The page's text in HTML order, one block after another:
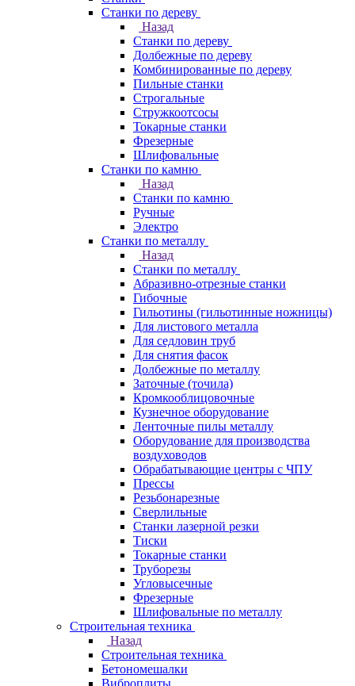
Станки по дереву
Назад
Станки по дереву
Долбежные по дереву
Комбинированные по дереву
Пильные станки
Строгальные
Стружкоотсосы
Токарные станки
Фрезерные
Шлифовальные
Станки по камню
Назад
Станки по камню
Ручные
Электро
Станки по металлу
Назад
Станки по металлу
Абразивно-отрезные станки
Гибочные
Гильотины (гильотинные ножницы)
Для листового металла
Для седловин труб
Для снятия фасок
Долбежные по металлу
Заточные (точила)
Кромкооблицовочные
Кузнечное оборудование
Ленточные пилы металлу
Оборудование для производства
воздуховодов
Обрабатывающие центры с ЧПУ
Прессы
Резьбонарезные
Сверлильные
Станки лазерной резки
Тиски
Токарные станки
Труборезы
Угловысечные
Фрезерные
Шлифовальные по металлу
Строительная техника
Назад
Строительная техника
Бетономешалки
Виброплиты